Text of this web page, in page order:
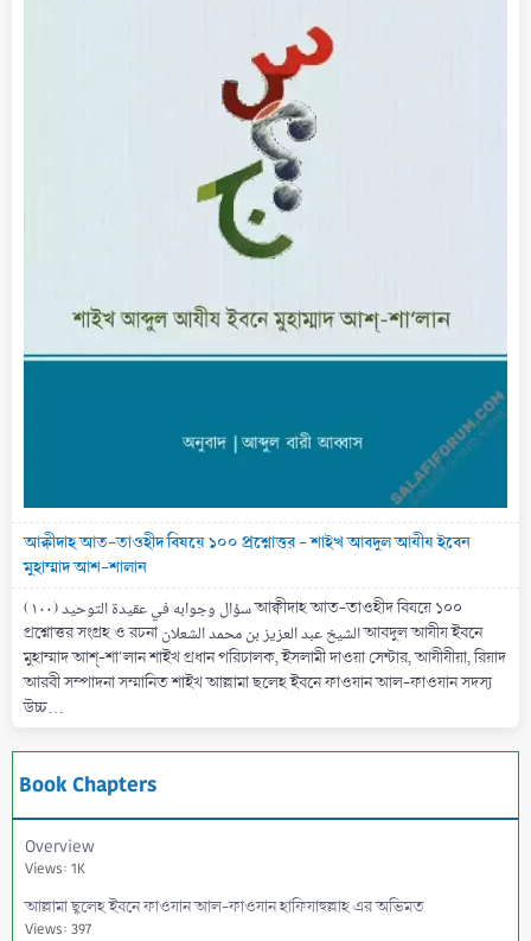
আক্বীদাহ আত-তাওহীদ বিষয়ে ১০০ প্রশ্নোত্তর - শাইখ আবদুল আযীয ইবেন
মুহাম্মাদ আশ-শালান
(۱۰۰) سؤال وجوابه في عقيدة التوحيد আক্বীদাহ আত-তাওহীদ বিষয়ে ১০০
প্রশ্নোত্তর সংগ্রহ ও রচনা الشيخ عبد العزيز بن محمد الشعلان আবদুল আযীয ইবনে
মুহাম্মাদ আশ্-শা'লান শাইখ প্রধান পরিচালক, ইসলামী দাওয়া সেন্টার, আযীযীয়া, রিয়াদ
আরবী সম্পাদনা সম্মানিত শাইখ আল্লামা ছলেহ ইবনে ফাওযান আল-ফাওযান সদস্য
উচ্চ...
Book Chapters
Overview
Views: 1K
আল্লামা ছ্বলেহ ইবনে ফাওযান আল-ফাওযান হাফিযাহুল্লাহ এর অভিমত
Views: 397